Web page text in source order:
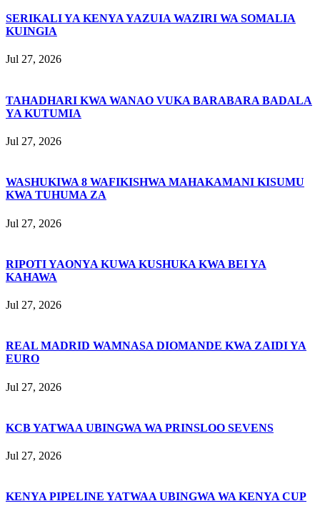
SERIKALI YA KENYA YAZUIA WAZIRI WA SOMALIA
KUINGIA
Jul 27, 2026
TAHADHARI KWA WANAO VUKA BARABARA BADALA
YA KUTUMIA
Jul 27, 2026
WASHUKIWA 8 WAFIKISHWA MAHAKAMANI KISUMU
KWA TUHUMA ZA
Jul 27, 2026
RIPOTI YAONYA KUWA KUSHUKA KWA BEI YA
KAHAWA
Jul 27, 2026
REAL MADRID WAMNASA DIOMANDE KWA ZAIDI YA
EURO
Jul 27, 2026
KCB YATWAA UBINGWA WA PRINSLOO SEVENS
Jul 27, 2026
KENYA PIPELINE YATWAA UBINGWA WA KENYA CUP